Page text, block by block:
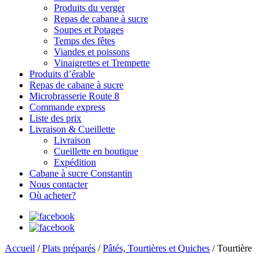
Produits du verger
Repas de cabane à sucre
Soupes et Potages
Temps des fêtes
Viandes et poissons
Vinaigrettes et Trempette
Produits d’érable
Repas de cabane à sucre
Microbrasserie Route 8
Commande express
Liste des prix
Livraison & Cueillette
Livraison
Cueillette en boutique
Expédition
Cabane à sucre Constantin
Nous contacter
Où acheter?
Accueil /Plats préparés /Pâtés, Tourtières et Quiches / Tourtière